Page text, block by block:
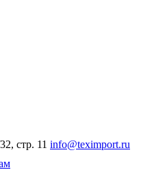
стр. 11 info@teximport.ru